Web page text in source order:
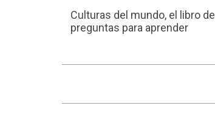
Culturas del mundo, el libro de
preguntas para aprender